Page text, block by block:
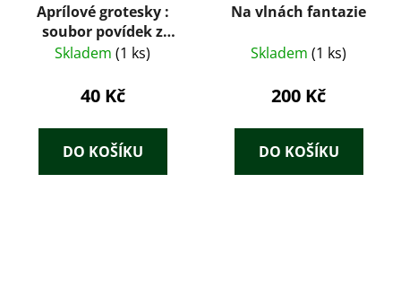
Aprílové grotesky :
soubor povídek z
literatury sovětských
Skladem (1 ks)
40 Kč
DO KOŠÍKU
Na vlnách fantazie
Skladem (1 ks)
200 Kč
DO KOŠÍKU